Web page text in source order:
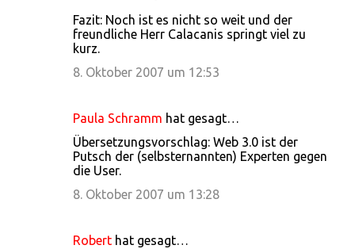
Fazit: Noch ist es nicht so weit und der
freundliche Herr Calacanis springt viel zu
kurz.
8. Oktober 2007 um 12:53
Paula Schramm hat gesagt…
Übersetzungsvorschlag: Web 3.0 ist der
Putsch der (selbsternannten) Experten gegen
die User.
8. Oktober 2007 um 13:28
Robert hat gesagt…